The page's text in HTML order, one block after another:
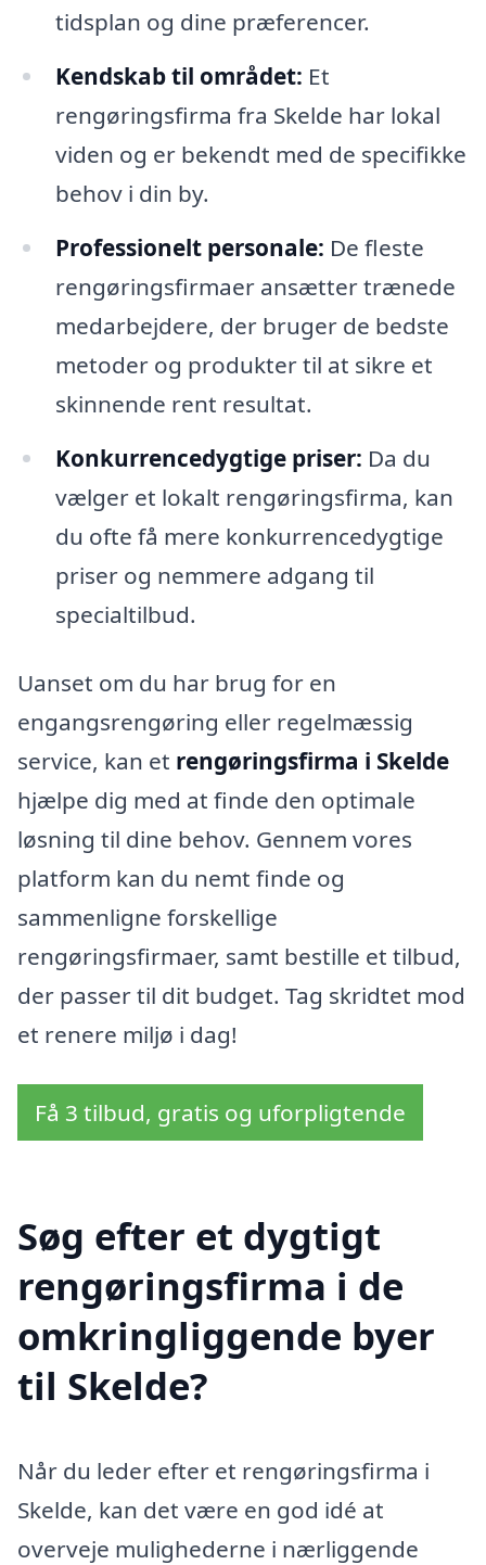
tidsplan og dine præferencer.
Kendskab til området: Et
rengøringsfirma fra Skelde har lokal
viden og er bekendt med de specifikke
behov i din by.
Professionelt personale: De fleste
rengøringsfirmaer ansætter trænede
medarbejdere, der bruger de bedste
metoder og produkter til at sikre et
skinnende rent resultat.
Konkurrencedygtige priser: Da du
vælger et lokalt rengøringsfirma, kan
du ofte få mere konkurrencedygtige
priser og nemmere adgang til
specialtilbud.
Uanset om du har brug for en
engangsrengøring eller regelmæssig
service, kan et rengøringsfirma i Skelde
hjælpe dig med at finde den optimale
løsning til dine behov. Gennem vores
platform kan du nemt finde og
sammenligne forskellige
rengøringsfirmaer, samt bestille et tilbud,
der passer til dit budget. Tag skridtet mod
et renere miljø i dag!
Få 3 tilbud, gratis og uforpligtende
Søg efter et dygtigt
rengøringsfirma i de
omkringliggende byer
til Skelde?
Når du leder efter et rengøringsfirma i
Skelde, kan det være en god idé at
overveje mulighederne i nærliggende